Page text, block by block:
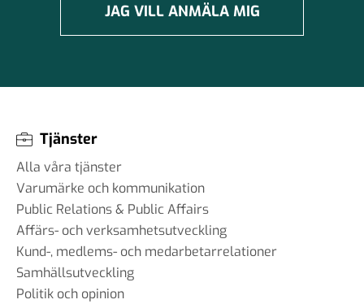
JAG VILL ANMÄLA MIG
Tjänster
Alla våra tjänster
Varumärke och kommunikation
Public Relations & Public Affairs
Affärs- och verksamhetsutveckling
Kund-, medlems- och medarbetarrelationer
Samhällsutveckling
Politik och opinion